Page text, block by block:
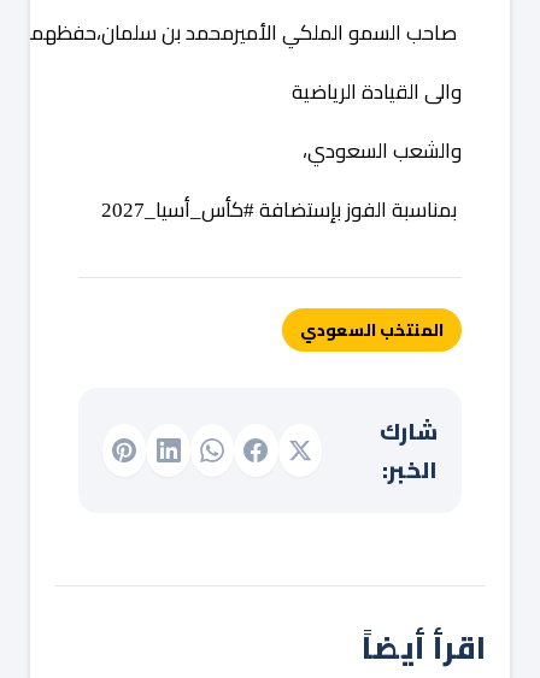
صاحبالسموالملكيالأميرمحمدبنسلمان،حفظهما
والىالقيادةالرياضية
والشعبالسعودي،
بمناسبةالفوزبإستضافة كأس أسيا
المنتخب السعودي
شارك
الخبر:
اقرأ أيضاً